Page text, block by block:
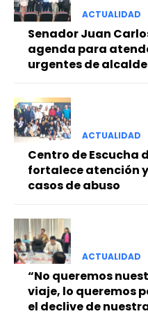
ACTUALIDAD
Senador Juan
agenda para
urgentes de
ACTUALIDAD
Centro de Escucha
fortalece atención
casos de abuso
ACTUALIDAD
“No queremos
viaje, lo queremos
el declive de